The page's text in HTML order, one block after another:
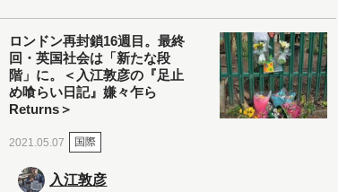
ロンドン再封鎖16週目。最終
回・英国社会は「新たな段
階」に。＜入江敦彦の『足止
め喰らい日記』嫌々乍ら
Returns＞
2021.05.07 国際
入江敦彦